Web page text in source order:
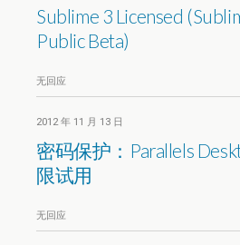
Sublime 3 Licensed
Public Beta)
无回应
2012 年 11 月 13 日
密码保护：Parallels
限试用
无回应